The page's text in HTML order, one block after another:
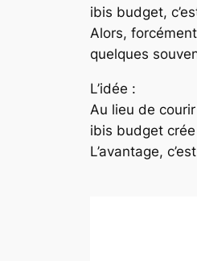
ibis budget,
Alors,
quelques
L’idée :
Au lieu de
ibis budget
L’avantage,